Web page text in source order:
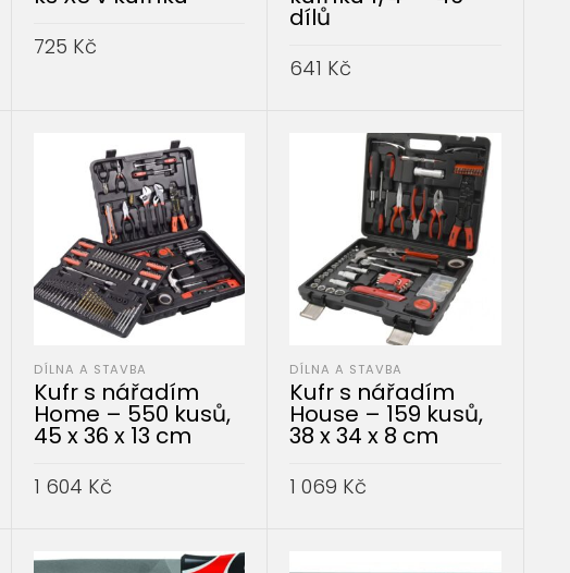
725 Kč
dílů
641 Kč
DÍLNA A STAVBA
Kufr s nářadím
Home – 550 kusů,
45 x 36 x 13 cm
1 604 Kč
DÍLNA A STAVBA
Kufr s nářadím
House – 159 kusů,
38 x 34 x 8 cm
1 069 Kč